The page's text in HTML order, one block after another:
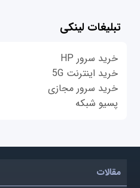
تبلیغات لینکی
خرید سرور HP
خرید اینترنت 5G
خرید سرور مجازی
پسیو شبکه
مقالات